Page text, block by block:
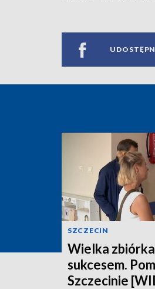
SZCZECIN
Wielka
sukcesem.
Szczecinie